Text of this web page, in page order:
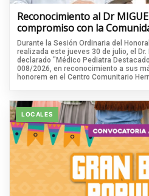
Reconocimiento al Dr
compromiso con la
Durante la Sesión Ordinaria del
realizada este jueves 30 de julio, el
declarado "Médico Pediatra
008/2026, en reconocimiento a sus
honorem en el Centro Comunitario
LOCALES